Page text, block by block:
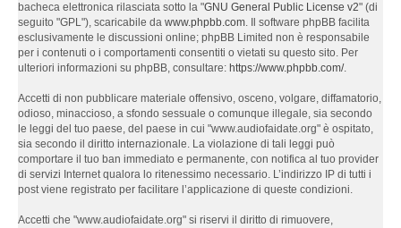
bacheca elettronica rilasciata sotto la "GNU General Public License v2" (di
seguito "GPL"), scaricabile da www.phpbb.com. Il software phpBB facilita
esclusivamente le discussioni online; phpBB Limited non è responsabile
per i contenuti o i comportamenti consentiti o vietati su questo sito. Per
ulteriori informazioni su phpBB, consultare: https://www.phpbb.com/.
Accetti di non pubblicare materiale offensivo, osceno, volgare, diffamatorio,
odioso, minaccioso, a sfondo sessuale o comunque illegale, sia secondo
le leggi del tuo paese, del paese in cui "www.audiofaidate.org" è ospitato,
sia secondo il diritto internazionale. La violazione di tali leggi può
comportare il tuo ban immediato e permanente, con notifica al tuo provider
di servizi Internet qualora lo ritenessimo necessario. L’indirizzo IP di tutti i
post viene registrato per facilitare l’applicazione di queste condizioni.
Accetti che "www.audiofaidate.org" si riservi il diritto di rimuovere,